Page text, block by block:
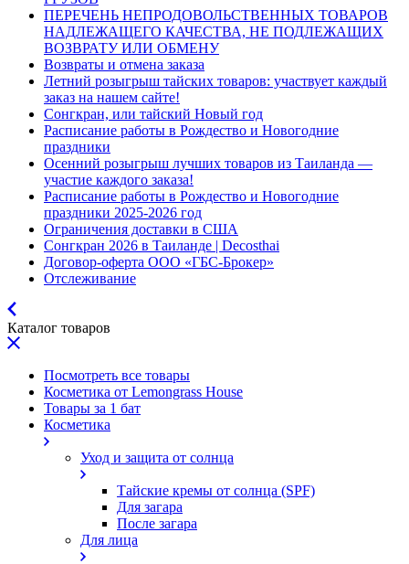
ПЕРЕЧЕНЬ НЕПРОДОВОЛЬСТВЕННЫХ ТОВАРОВ
НАДЛЕЖАЩЕГО КАЧЕСТВА, НЕ ПОДЛЕЖАЩИХ
ВОЗВРАТУ ИЛИ ОБМЕНУ
Возвраты и отмена заказа
Летний розыгрыш тайских товаров: участвует каждый
заказ на нашем сайте!
Сонгкран, или тайский Новый год
Расписание работы в Рождество и Новогодние
праздники
Осенний розыгрыш лучших товаров из Таиланда —
участие каждого заказа!
Расписание работы в Рождество и Новогодние
праздники 2025-2026 год
Ограничения доставки в США
Сонгкран 2026 в Таиланде | Decosthai
Договор-оферта ООО «ГБС-Брокер»
Отслеживание
Каталог товаров
Посмотреть все товары
Косметика от Lemongrass House
Товары за 1 бат
Косметика
Уход и защита от солнца
Тайские кремы от солнца (SPF)
Для загара
После загара
Для лица